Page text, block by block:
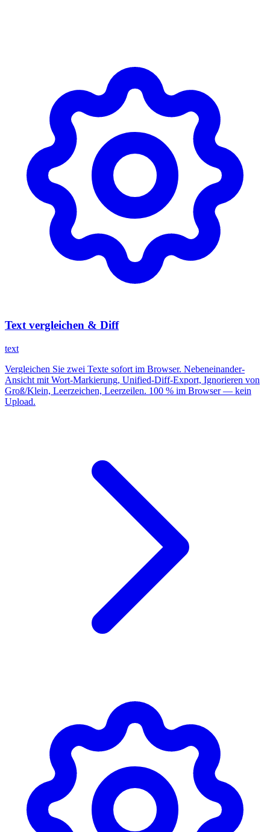
Text vergleichen & Diff
text
Vergleichen Sie zwei Texte sofort im Browser. Nebeneinander-
Ansicht mit Wort-Markierung, Unified-Diff-Export, Ignorieren von
Groß/Klein, Leerzeichen, Leerzeilen. 100 % im Browser — kein
Upload.